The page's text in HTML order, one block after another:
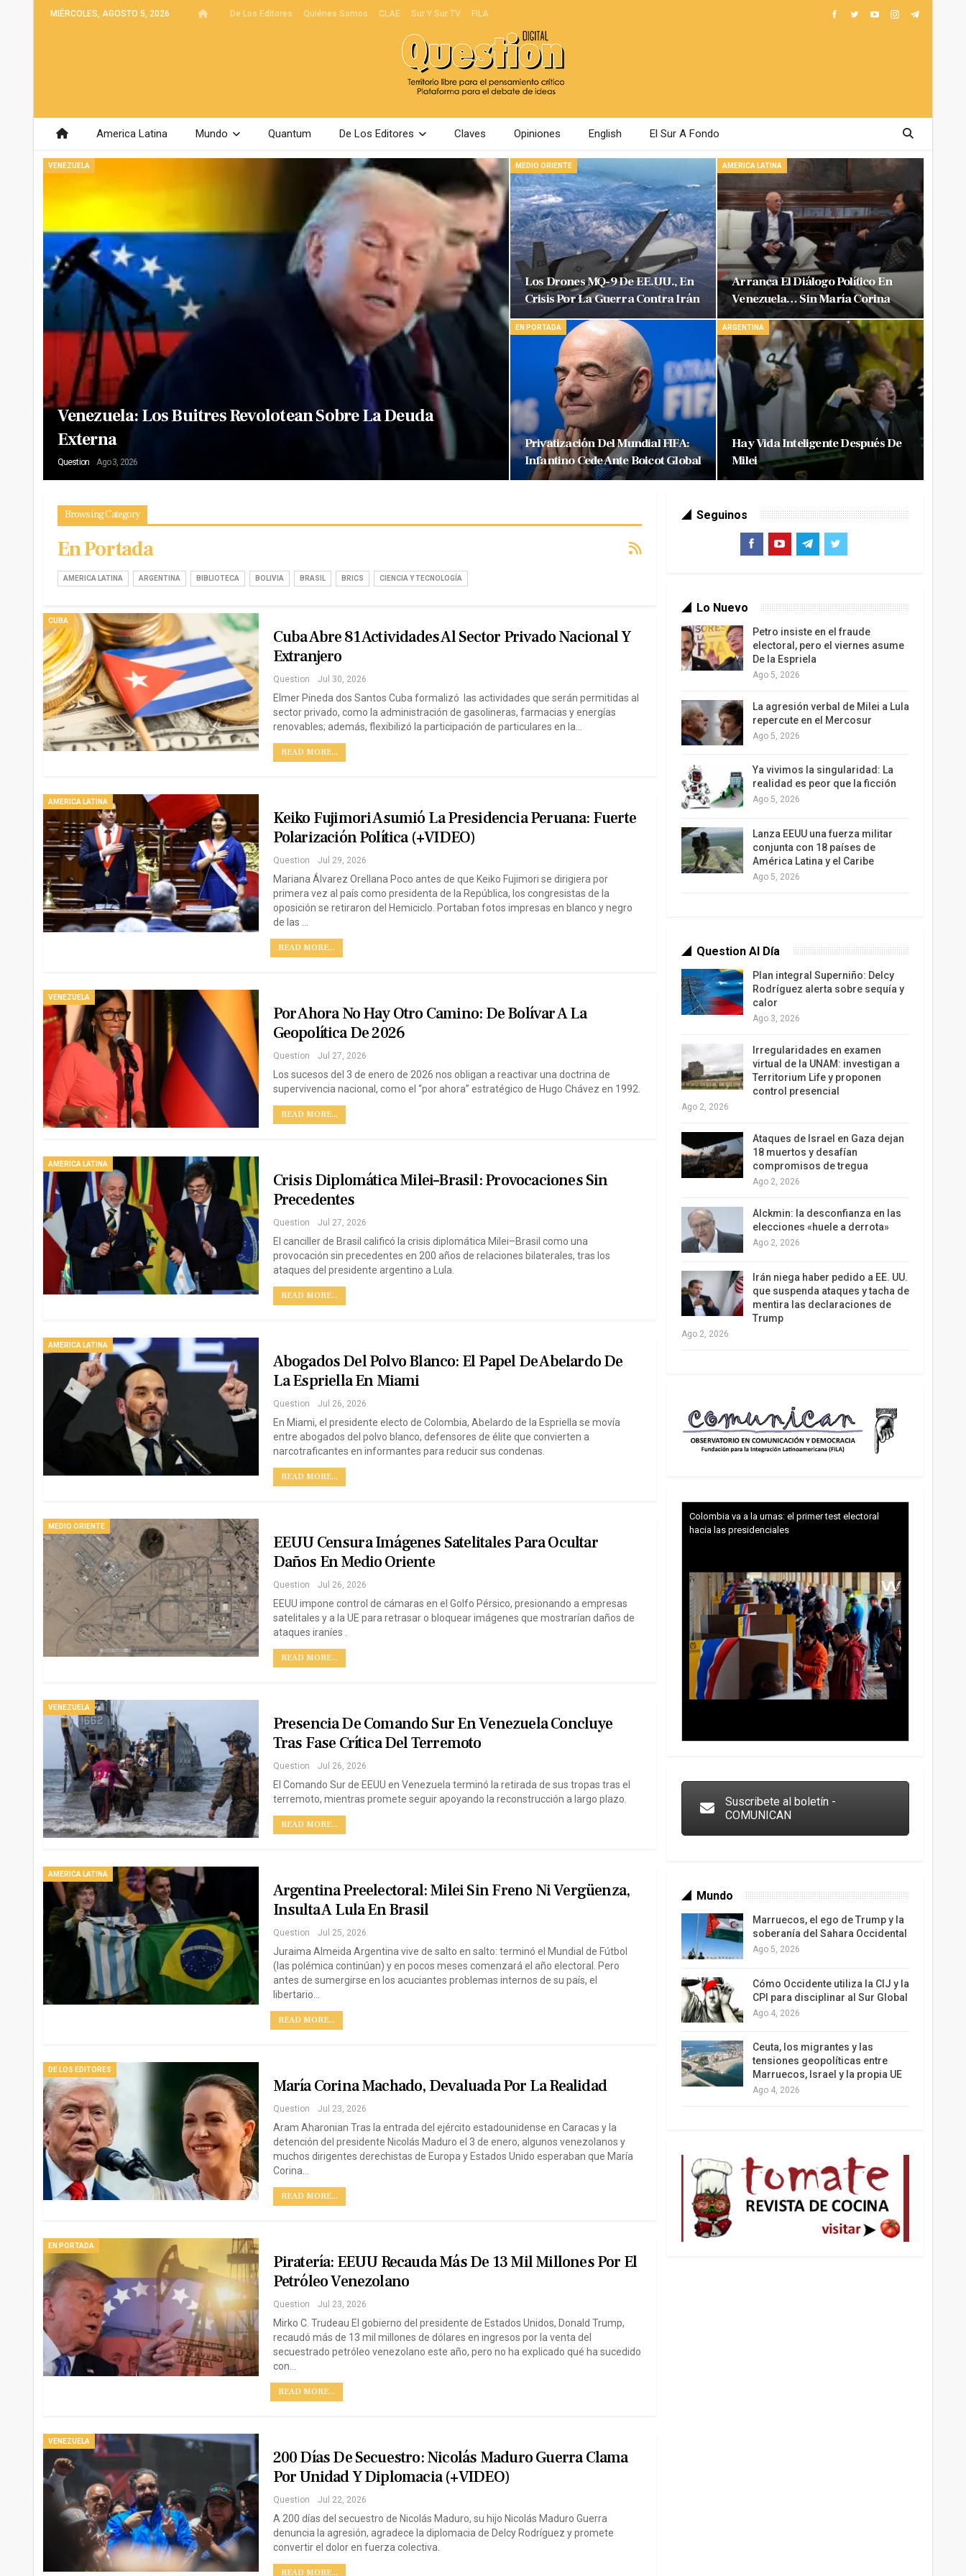
MIÉRCOLES, AGOSTO 5, 2026 De Los Editores Quiénes Somos CLAE Sur Y Sur TV FILA
America Latina Mundo Quantum De Los Editores Claves Opiniones English El Sur A Fondo
VENEZUELA
Venezuela: Los Buitres Revolotean Sobre La Deuda
Externa
Question Ago 3, 2026
MEDIO ORIENTE
Los Drones MQ-9 De EE.UU., En
Crisis Por La Guerra Contra Irán
AMERICA LATINA
Arranca El Diálogo Político En
Venezuela… Sin María Corina
EN PORTADA
Privatización Del Mundial FIFA:
Infantino Cede Ante Boicot Global
ARGENTINA
Hay Vida Inteligente Después De
Milei
Browsing Category
En Portada
AMERICA LATINA ARGENTINA BIBLIOTECA BOLIVIA BRASIL BRICS CIENCIA Y TECNOLOGÍA
CUBA
Cuba Abre 81 Actividades Al Sector Privado Nacional Y
Extranjero
Question Jul 30, 2026
Elmer Pineda dos Santos Cuba formalizó las actividades que serán permitidas al
sector privado, como la administración de gasolineras, farmacias y energías
renovables; además, flexibilizó la participación de particulares en la…
READ MORE...
AMERICA LATINA
Keiko Fujimori Asumió La Presidencia Peruana: Fuerte
Polarización Política (+VIDEO)
Question Jul 29, 2026
Mariana Álvarez Orellana Poco antes de que Keiko Fujimori se dirigiera por
primera vez al país como presidenta de la República, los congresistas de la
oposición se retiraron del Hemiciclo. Portaban fotos impresas en blanco y negro
de las …
READ MORE...
VENEZUELA
Por Ahora No Hay Otro Camino: De Bolívar A La
Geopolítica De 2026
Question Jul 27, 2026
Los sucesos del 3 de enero de 2026 nos obligan a reactivar una doctrina de
supervivencia nacional, como el “por ahora” estratégico de Hugo Chávez en 1992.
READ MORE...
AMERICA LATINA
Crisis Diplomática Milei–Brasil: Provocaciones Sin
Precedentes
Question Jul 27, 2026
El canciller de Brasil calificó la crisis diplomática Milei–Brasil como una
provocación sin precedentes en 200 años de relaciones bilaterales, tras los
ataques del presidente argentino a Lula.
READ MORE...
AMERICA LATINA
Abogados Del Polvo Blanco: El Papel De Abelardo De
La Espriella En Miami
Question Jul 26, 2026
En Miami, el presidente electo de Colombia, Abelardo de la Espriella se movía
entre abogados del polvo blanco, defensores de élite que convierten a
narcotraficantes en informantes para reducir sus condenas.
READ MORE...
MEDIO ORIENTE
EEUU Censura Imágenes Satelitales Para Ocultar
Daños En Medio Oriente
Question Jul 26, 2026
EEUU impone control de cámaras en el Golfo Pérsico, presionando a empresas
satelitales y a la UE para retrasar o bloquear imágenes que mostrarían daños de
ataques iraníes .
READ MORE...
VENEZUELA
Presencia De Comando Sur En Venezuela Concluye
Tras Fase Crítica Del Terremoto
Question Jul 26, 2026
El Comando Sur de EEUU en Venezuela terminó la retirada de sus tropas tras el
terremoto, mientras promete seguir apoyando la reconstrucción a largo plazo.
READ MORE...
AMERICA LATINA
Argentina Preelectoral: Milei Sin Freno Ni Vergüenza,
Insulta A Lula En Brasil
Question Jul 25, 2026
Juraima Almeida Argentina vive de salto en salto: terminó el Mundial de Fútbol
(las polémica continúan) y en pocos meses comenzará el año electoral. Pero
antes de sumergirse en los acuciantes problemas internos de su país, el
libertario…
READ MORE...
DE LOS EDITORES
María Corina Machado, Devaluada Por La Realidad
Question Jul 23, 2026
Aram Aharonian Tras la entrada del ejército estadounidense en Caracas y la
detención del presidente Nicolás Maduro el 3 de enero, algunos venezolanos y
muchos dirigentes derechistas de Europa y Estados Unido esperaban que María
Corina…
READ MORE...
EN PORTADA
Piratería: EEUU Recauda Más De 13 Mil Millones Por El
Petróleo Venezolano
Question Jul 23, 2026
Mirko C. Trudeau El gobierno del presidente de Estados Unidos, Donald Trump,
recaudó más de 13 mil millones de dólares en ingresos por la venta del
secuestrado petróleo venezolano este año, pero no ha explicado qué ha sucedido
con…
READ MORE...
VENEZUELA
200 Días De Secuestro: Nicolás Maduro Guerra Clama
Por Unidad Y Diplomacia (+VIDEO)
Question Jul 22, 2026
A 200 días del secuestro de Nicolás Maduro, su hijo Nicolás Maduro Guerra
denuncia la agresión, agradece la diplomacia de Delcy Rodríguez y promete
convertir el dolor en fuerza colectiva.
READ MORE...
Seguinos
Lo Nuevo
Petro insiste en el fraude
electoral, pero el viernes asume
De la Espriela
Ago 5, 2026
La agresión verbal de Milei a Lula
repercute en el Mercosur
Ago 5, 2026
Ya vivimos la singularidad: La
realidad es peor que la ficción
Ago 5, 2026
Lanza EEUU una fuerza militar
conjunta con 18 países de
América Latina y el Caribe
Ago 5, 2026
Question Al Día
Plan integral Superniño: Delcy
Rodríguez alerta sobre sequía y
calor
Ago 3, 2026
Irregularidades en examen
virtual de la UNAM: investigan a
Territorium Life y proponen
control presencial
Ago 2, 2026
Ataques de Israel en Gaza dejan
18 muertos y desafían
compromisos de tregua
Ago 2, 2026
Alckmin: la desconfianza en las
elecciones «huele a derrota»
Ago 2, 2026
Irán niega haber pedido a EE. UU.
que suspenda ataques y tacha de
mentira las declaraciones de
Trump
Ago 2, 2026
hacia las presidenciales
Suscribete al boletín -
COMUNICAN
Mundo
Marruecos, el ego de Trump y la
soberanía del Sahara Occidental
Ago 5, 2026
Cómo Occidente utiliza la CIJ y la
CPI para disciplinar al Sur Global
Ago 4, 2026
Ceuta, los migrantes y las
tensiones geopolíticas entre
Marruecos, Israel y la propia UE
Ago 4, 2026